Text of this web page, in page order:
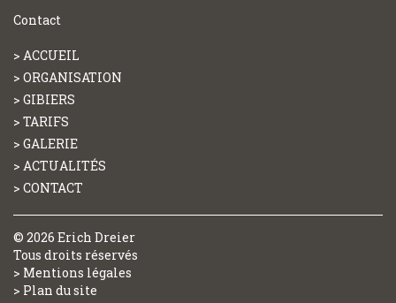
Contact
ACCUEIL
ORGANISATION
GIBIERS
TARIFS
GALERIE
ACTUALITÉS
CONTACT
© 2026 Erich Dreier
Tous droits réservés
> Mentions légales
> Plan du site